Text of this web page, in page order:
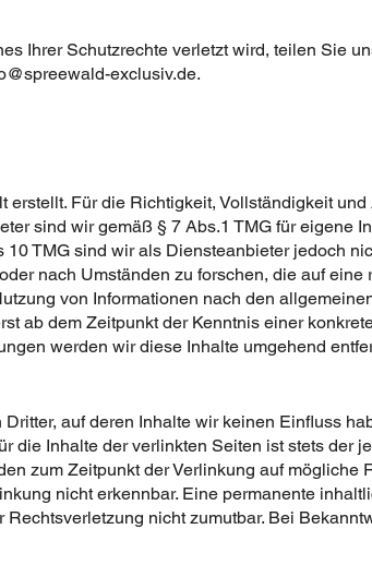
Ihrer Schutzrechte verletzt wird, teilen Sie
exclusiv.de.
Für die Richtigkeit, Vollständigkeit
sind wir gemäß § 7 Abs.1 TMG für eigene
TMG sind wir als Diensteanbieter jedoch
nach Umständen zu forschen, die auf eine
von Informationen nach den
ab dem Zeitpunkt der Kenntnis einer
werden wir diese Inhalte umgehend
auf deren Inhalte wir keinen Einfluss
die Inhalte der verlinkten Seiten ist stets der
zum Zeitpunkt der Verlinkung auf mögliche
nicht erkennbar. Eine permanente
nicht zumutbar. Bei